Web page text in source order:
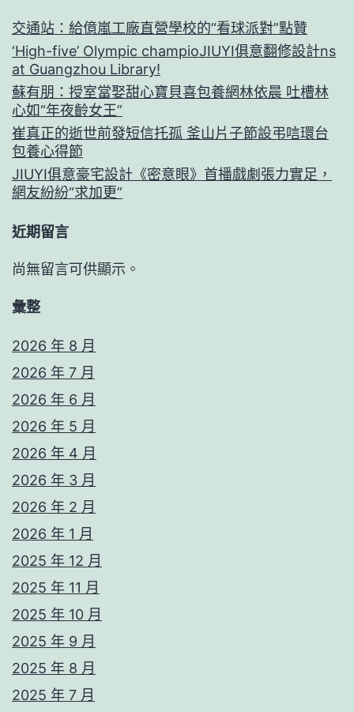
交通站：給億嵐工廠直營學校的“看球派對”點贊
‘High-five’ Olympic champioJIUYI俱意翻修設計ns
at Guangzhou Library!
蘇有朋：授室當娶甜心寶貝喜包養網林依晨 吐槽林
心如“年夜齡女王”
崔真正的逝世前發短信托孤 釜山片子節設弔唁環台
包養心得節
JIUYI俱意豪宅設計《密意眼》首播戲劇張力實足，
網友紛紛“求加更”
近期留言
尚無留言可供顯示。
彙整
2026 年 8 月
2026 年 7 月
2026 年 6 月
2026 年 5 月
2026 年 4 月
2026 年 3 月
2026 年 2 月
2026 年 1 月
2025 年 12 月
2025 年 11 月
2025 年 10 月
2025 年 9 月
2025 年 8 月
2025 年 7 月